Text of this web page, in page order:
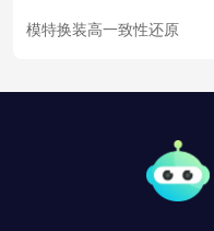
模特换装高一致性还原